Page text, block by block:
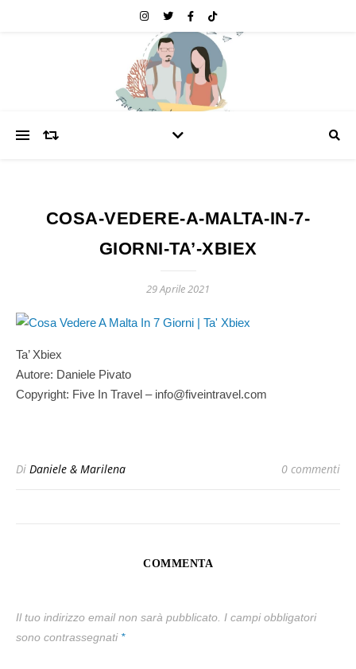
COSA-VEDERE-A-MALTA-IN-7-
GIORNI-TA’-XBIEX
29 Aprile 2021
Ta’ Xbiex
Autore: Daniele Pivato
Copyright: Five In Travel – info@fiveintravel.com
Di Daniele & Marilena 0 commenti
COMMENTA
Il tuo indirizzo email non sarà pubblicato. I campi obbligatori
sono contrassegnati *